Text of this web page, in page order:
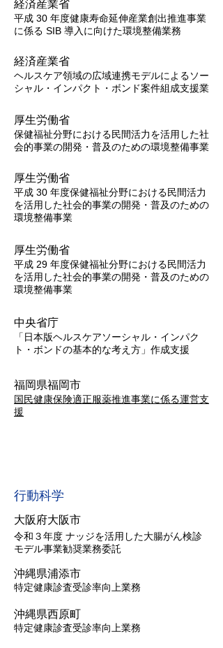
平成 30 年度健康寿命延伸産業創出推進事業
に係る SIB 導入に向けた環境整備業務
ヘルスケア領域の広域連携モデルによるソー
シャル・インパクト・ボンド案件組成支援業
「日本版ヘルスケアソーシャル・インパク
ト・ボンドの基本的な考え方」作成支援
保健福祉分野における民間活力を活用した社
会的事業の開発・普及のための環境整備事業
平成 30 年度保健福祉分野における民間活力
を活用した社会的事業の開発・普及のための
環境整備事業
平成 29 年度保健福祉分野における民間活力
を活用した社会的事業の開発・普及のための
環境整備事業
経済産業省
経済産業省
中央省庁
​厚生労働省
厚生労働省
厚生労働省
福岡県福岡市
国民健康保険適正服薬推進事業に係る運営支
援
行動科学
大阪府大阪市
令和３年度 ナッジを活用した大腸がん検診
モデル事業勧奨業務委託
沖縄県浦添市
特定健康診査受診率向上業務
沖縄県西原町
特定健康診査受診率向上業務